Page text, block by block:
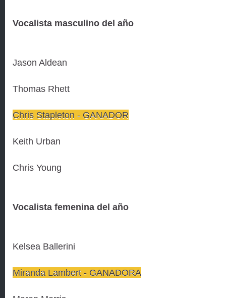
Vocalista masculino del año
Jason Aldean
Thomas Rhett
Chris Stapleton - GANADOR
Keith Urban
Chris Young
Vocalista femenina del año
Kelsea Ballerini
Miranda Lambert - GANADORA